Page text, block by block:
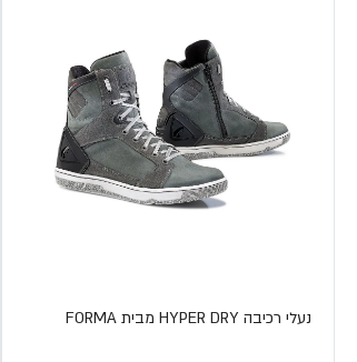
נעלי רכיבה HYPER DRY מבית FORMA